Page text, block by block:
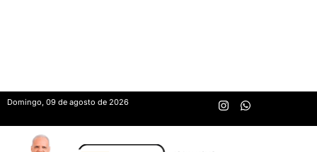
Domingo, 09 de agosto de 2026